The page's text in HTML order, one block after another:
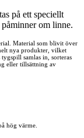
på ett speciellt
om linne.
Material som blivit över
nya produkter, vilket
samlas in, sorteras
eller tillsättning av
hög värme.